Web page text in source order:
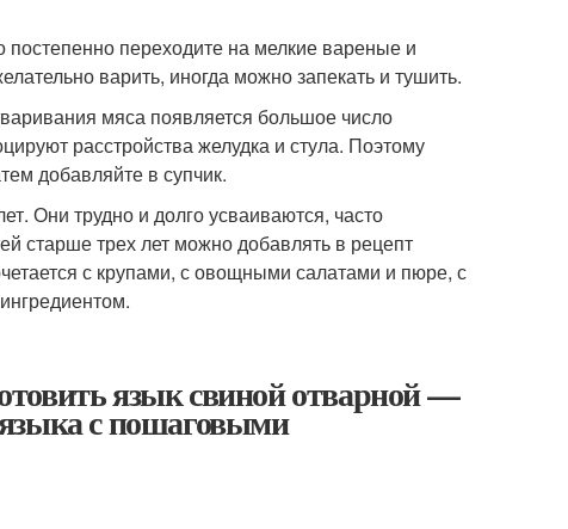
переходите на мелкие вареные и
варить, иногда можно запекать и тушить.
мяса появляется большое число
расстройства желудка и стула. Поэтому
добавляйте в супчик.
Они трудно и долго усваиваются, часто
старше трех лет можно добавлять в рецепт
с крупами, с овощными салатами и пюре, с
язык свиной отварной —
языка с пошаговыми